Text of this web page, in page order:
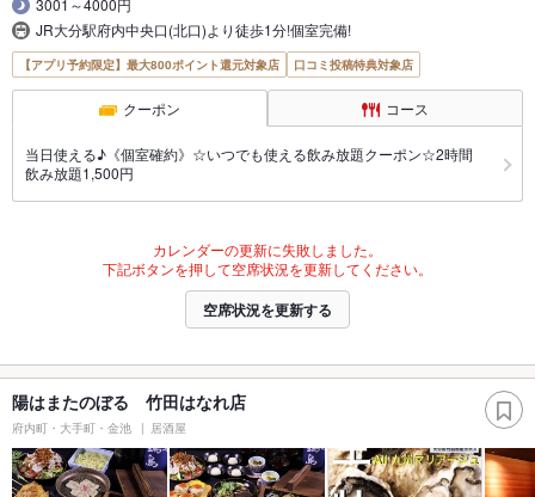
JR大分駅府内中央口(北口)より徒歩1分!個室完備!
【アプリ予約限定】最大800ポイント還元対象店 口コミ投稿特典対象店
クーポン コース
当日使える♪《個室確約》☆いつでも使える飲み放題クーポン☆2時間
飲み放題1,500円
カレンダーの更新に失敗しました。
下記ボタンを押して空席状況を更新してください。
空席状況を更新する
陽はまたのぼる 竹田はなれ店
府内町・大手町・金池 居酒屋